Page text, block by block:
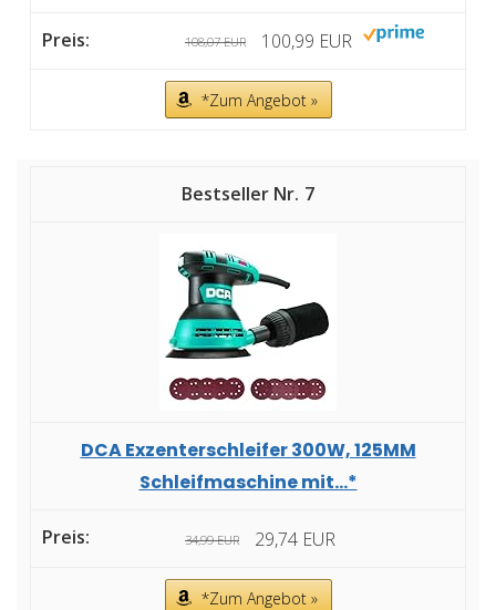
108,07 EUR 100,99 EUR
*Zum Angebot »
7
DCA Exzenterschleifer 300W, 125MM
Schleifmaschine mit...*
34,99 EUR 29,74 EUR
*Zum Angebot »